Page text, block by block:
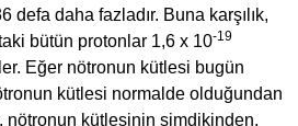
daha fazladır. Buna karşılık,
bütün protonlar 1,6 x 10-19
Eğer nötronun kütlesi bugün
kütlesi normalde olduğundan
nötronun kütlesinin şimdikinden,